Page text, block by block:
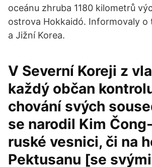
oceánu zhruba 1180 kilometrů
ostrova Hokkaidó. Informovaly o
a Jižní Korea.
V Severní Koreji z
každý občan
chování svých
se narodil Kim
ruské vesnici, či na
Pektusanu [se